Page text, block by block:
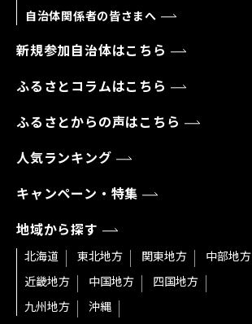
自治体関係者の皆さまへ
新規参加自治体はこちら
ふるさとコラムはこちら
ふるさとからの声はこちら
人気ランキング
キャンペーン・特集
地域から探す
北海道 東北地方 関東地方
中部地方
近畿地方
中国地方
四国地方
九州地方
沖縄